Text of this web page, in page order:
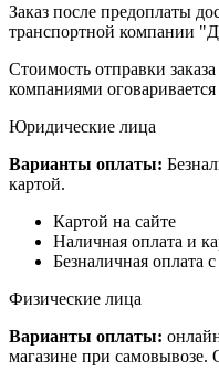
Заказ после предоплаты
транспортной компании
Стоимость отправки
компаниями
Юридические лица
Варианты оплаты:
картой.
Картой на сайте
Наличная оплата и
Безналичная оплата
Физические лица
Варианты оплаты:
магазине при самовывозе.